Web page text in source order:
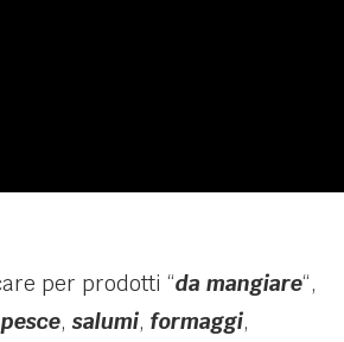
per prodotti “da mangiare“,
pesce, salumi, formaggi,